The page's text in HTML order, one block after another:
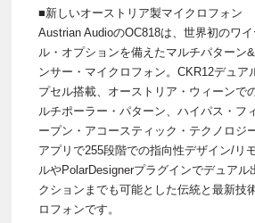
■新しいオーストリア製マイクロフォン
Austrian AudioのOC818は、世界初のワ
ル・オプションを備えたマルチパターン
ンサー・マイクロフォン。CKR12デュア
プセル搭載、オーストリア・ウィーンで
ルチポーラー・パターン、ハイパス・フ
ープン・アコースティック・テクノロジ
アプリで255段階での指向性デザイン/リ
ルやPolarDesignerプラグインでデュアル
クションまでも可能とした伝統と最新技
ロフォンです。